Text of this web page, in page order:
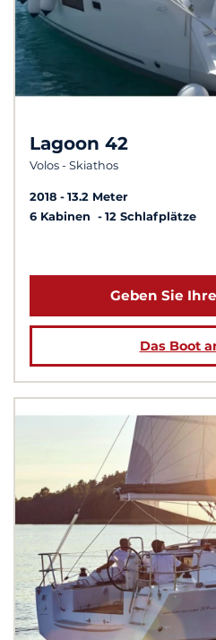
Lagoon 42
Volos - Skiathos
2018
13.2 Meter
6 Kabinen
12 Schlafplätze
Geben Sie
Das Boot